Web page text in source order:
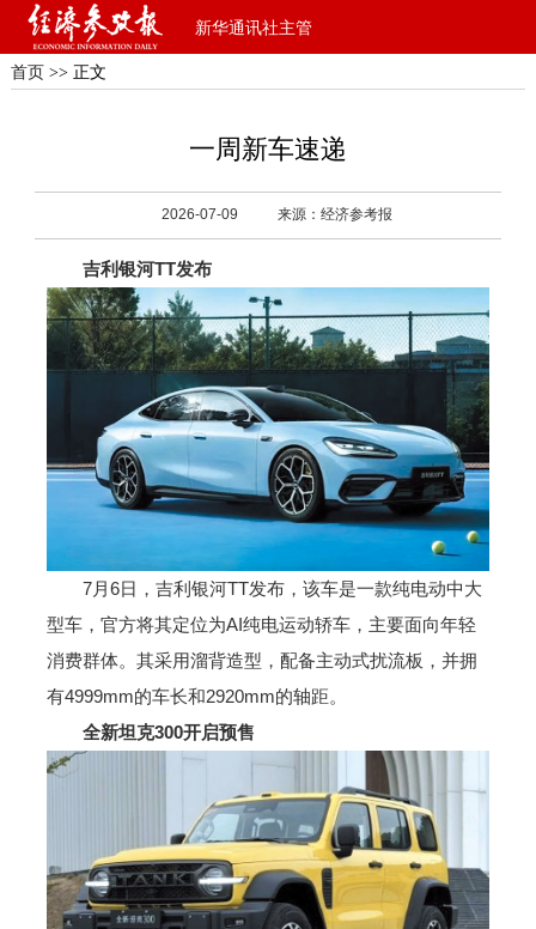
新华通讯社主管
首页 >> 正文
一周新车速递
2026-07-09 来源：经济参考报
吉利银河TT发布
7月6日，吉利银河TT发布，该车是一款纯电动中大
型车，官方将其定位为AI纯电运动轿车，主要面向年轻
消费群体。其采用溜背造型，配备主动式扰流板，并拥
有4999mm的车长和2920mm的轴距。
全新坦克300开启预售